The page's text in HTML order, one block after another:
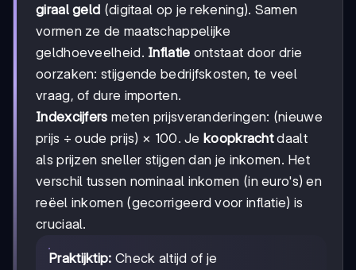
giraal geld (digitaal op je rekening). Samen
vormen ze de maatschappelijke
geldhoeveelheid. Inflatie ontstaat door drie
oorzaken: stijgende bedrijfskosten, te veel
vraag, of dure importen.
Indexcijfers meten prijsveranderingen: (nieuwe
prijs ÷ oude prijs) × 100. Jekoopkrachtdaalt
als prijzen sneller stijgen dan je inkomen. Het
verschil tussen nominaal inkomen (in euro's) en
reëel inkomen (gecorrigeerd voor inflatie) is
cruciaal.
Praktijktip: Check altijd of je